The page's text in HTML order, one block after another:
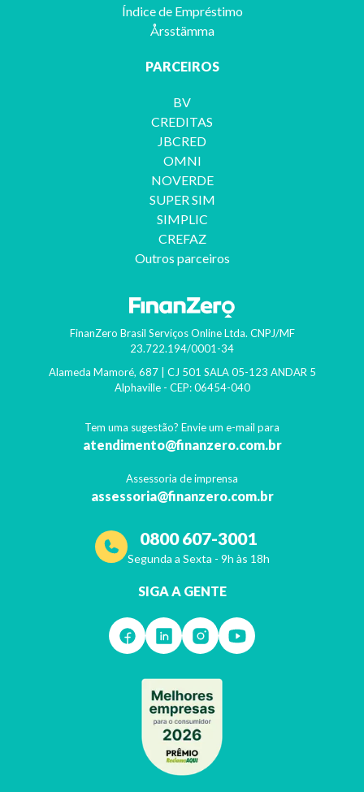
Índice de Empréstimo
Årsstämma
PARCEIROS
BV
CREDITAS
JBCRED
OMNI
NOVERDE
SUPER SIM
SIMPLIC
CREFAZ
Outros parceiros
FinanZero Brasil Serviços Online Ltda. CNPJ/MF
23.722.194/0001-34
Alameda Mamoré, 687 | CJ 501 SALA 05-123 ANDAR 5
Alphaville- CEP: 06454-040
Tem uma sugestão? Envie um e-mail para
atendimento@finanzero.com.br
Assessoria de imprensa
assessoria@finanzero.com.br
0800 607-3001
Segunda a Sexta - 9h às 18h
SIGA A GENTE